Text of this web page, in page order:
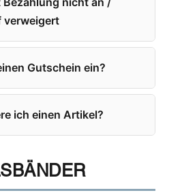
verweigert
Gutschein ein?
ich einen Artikel?